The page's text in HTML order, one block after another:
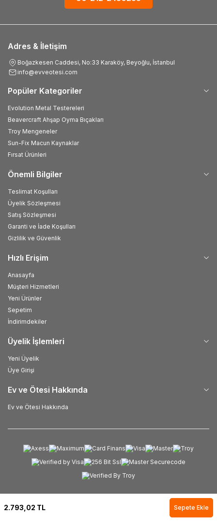
2.793,02 TL Sepete Ekle
Adres & İletişim
Boğazkesen Caddesi, No:33 Karaköy, Beyoğlu, İstanbul
info@evveotesi.com
Popüler Kategoriler
Evolution Metal Testereleri
Beavercraft Ahşap Oyma Bıçakları
Troy Mengeneler
Sun-Fix Macun Kaynaklar
Fırsat Ürünleri
Önemli Bilgiler
Teslimat Koşulları
Üyelik Sözleşmesi
Satış Sözleşmesi
Garanti ve İade Koşulları
Gizlilik ve Güvenlik
Hızlı Erişim
Anasayfa
Müşteri Hizmetleri
Yeni Ürünler
Sepetim
İndirimdekiler
Üyelik İşlemleri
Yeni Üyelik
Üye Girişi
Ev ve Ötesi Hakkında
Ev ve Ötesi Hakkında